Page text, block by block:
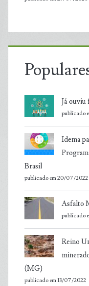
Já ouviu
publicado
Idema
Brasil
publicado em 20/07/2022
Asfalto
publicado
Reino
(MG)
publicado em 13/07/2022